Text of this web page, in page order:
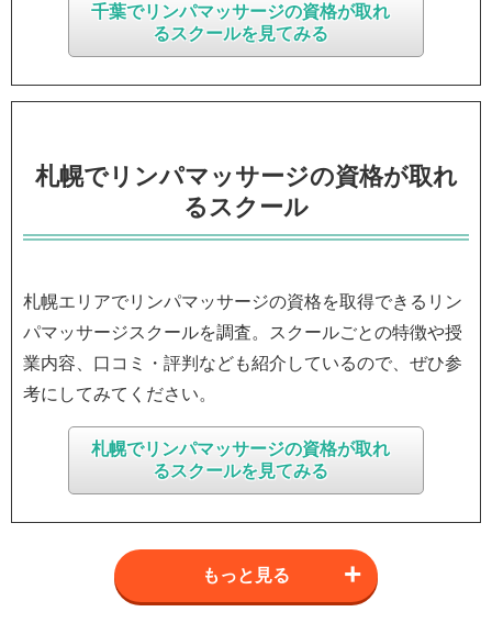
千葉でリンパマッサージの資格が取れ
るスクールを見てみる
札幌でリンパマッサージの資格が取れ
るスクール
札幌エリアでリンパマッサージの資格を取得できるリン
パマッサージスクールを調査。スクールごとの特徴や授
業内容、口コミ・評判なども紹介しているので、ぜひ参
考にしてみてください。
札幌でリンパマッサージの資格が取れ
るスクールを見てみる
もっと見る